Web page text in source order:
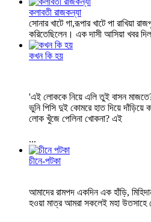
কলাবতী রাজকন্যা
সোনার খাটে গা,রূপার খাটে পা রাখিয়া
করিতেছিলেন। এক দাসী আসিয়া খবর
কখন কি হয়
'এই লোককে নিয়ে এলি তুই বাসন
ভুনি পিসি দুই কোমরে হাত দিয়ে
লোক খুঁজে পেলিনা খোকনা? এই
...
চীনে-পটকা
আমাদের রামপদ একদিন এক হাঁড়ি,
হওয়া মাত্র আমরা সকলেই মহা উতসাহে